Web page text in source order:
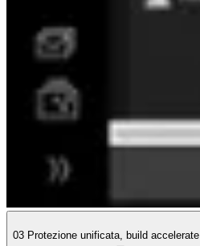
03 Protezione unificata, build accelerate